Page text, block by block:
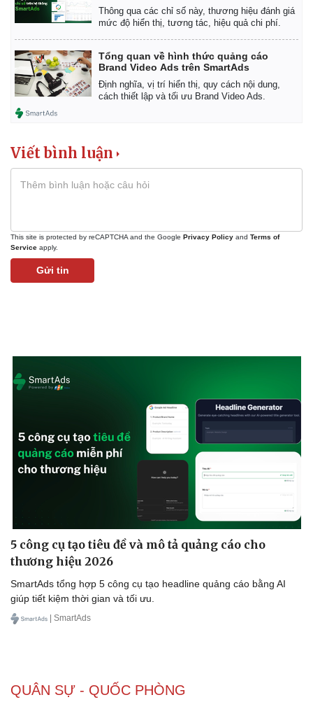
Bất động sản
Khởi nghiệp
Thị trường
Giá vàng
Tiêu dùng
Tỷ giá
Chứng khoán
Giá cà phê
Thông qua các chỉ số này, thương hiệu đánh giá
mức độ hiển thị, tương tác, hiệu quả chi phí.
Tổng quan về hình thức quảng cáo
Brand Video Ads trên SmartAds
Định nghĩa, vị trí hiển thị, quy cách nội dung,
cách thiết lập và tối ưu Brand Video Ads.
Viết bình luận
This site is protected by reCAPTCHA and the Google Privacy Policy and Terms of
Service apply.
Gửi tin
5 công cụ tạo tiêu đề và mô tả quảng cáo cho
thương hiệu 2026
SmartAds tổng hợp 5 công cụ tạo headline quảng cáo bằng AI
giúp tiết kiệm thời gian và tối ưu.
| SmartAds
QUÂN SỰ - QUỐC PHÒNG